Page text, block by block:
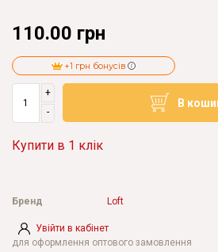
110.00 грн
+1 грн бонусів
+
-
В
Купити в 1 клік
Увійти в кабінет
для оформлення оптового замовлення
Бренд Loft